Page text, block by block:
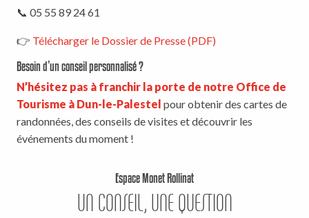
📞 05 55 89 24 61
👉 Télécharger le Dossier de Presse (PDF)
Besoin d’un conseil personnalisé ?
N’hésitez pas à franchir la porte de notre Office de
Tourisme à Dun-le-Palestel pour obtenir des cartes de
randonnées, des conseils de visites et découvrir les
événements du moment !
Espace Monet Rollinat
UN CONSEIL, UNE QUESTION